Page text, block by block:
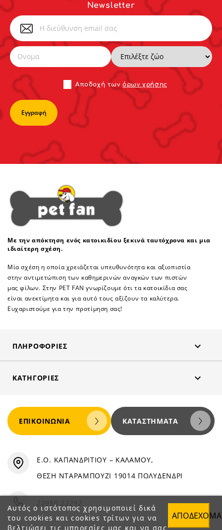
Newsletter
Αποδoχή τωνόρων χρήσης
Με την απόκτηση ενός κατοικιδίου ξεκινά ταυτόχρονα και μια
ιδιαίτερη σχέση.
Μία σχέση η οποία χρειάζεται υπευθυνότητα και αξιοπιστία
στην αντιμετώπιση των καθημερινών αναγκών των πιστών
μας φίλων. Στην PET FAN γνωρίζουμε ότι τα κατοικίδια σας
είναι ανεκτίμητα και για αυτό τους αξίζουν τα καλύτερα.
Ευχαριστούμε για την προτίμηση σας!
ΠΛΗΡΟΦΟΡΊΕΣ 
ΚΑΤΗΓΟΡΊΕΣ 
Αυτός ο ιστότοπος χρησιμοποιεί δικά
του cookies και cookies τρίτων για να
βελτιώσει τις υπηρεσίες μας και να σας
ΕΠΙΚΟΙΝΩΝΊΑ ΚΑΤΑΣΤΉΜΑΤΑ
Ε.Ο. ΚΑΠΑΝΔΡΙΤΙΟΥ – ΚΑΛΑΜΟΥ,
ΘΕΣΗ ΝΤΑΡΑΜΠΟΥΖΙ 19014 ΠΟΛΥΔΕΝΔΡΙ
22950 22292